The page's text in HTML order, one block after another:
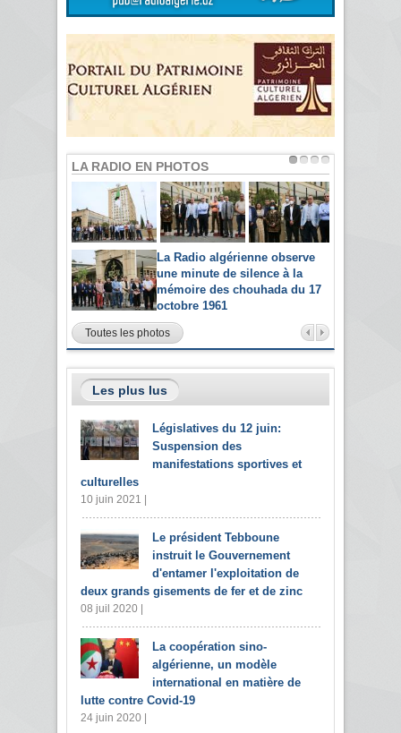
LA RADIO EN PHOTOS
La Radio algérienne observe
une minute de silence à la
mémoire des chouhada du 17
octobre 1961
Toutes les photos
Les plus lus
Législatives du 12 juin:
Suspension des
manifestations sportives et
culturelles
10 juin 2021 |
Le président Tebboune
instruit le Gouvernement
d'entamer l'exploitation de
deux grands gisements de fer et de zinc
08 juil 2020 |
La coopération sino-
algérienne, un modèle
international en matière de
lutte contre Covid-19
24 juin 2020 |